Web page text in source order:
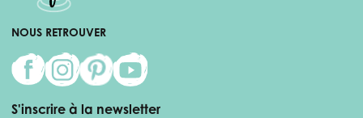
NOUS RETROUVER
S'inscrire à la newsletter